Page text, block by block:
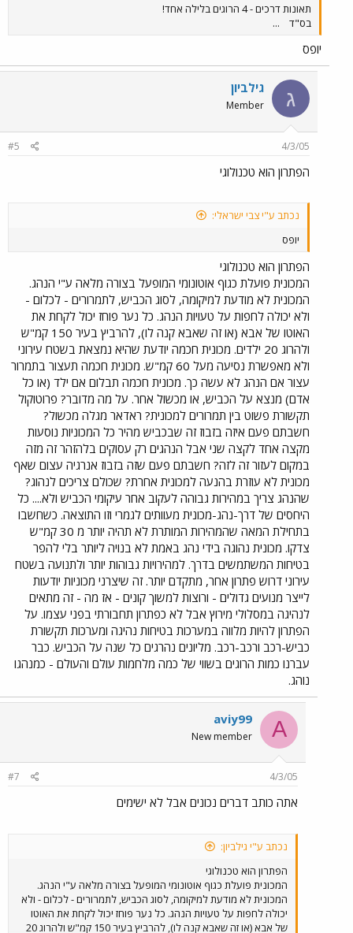
תאונות דרכים - 4 הרוגים בלילה אחד!
בס"ד
...
יופס
ג גילביון
Member
4/3/05
#5
הפתרון הוא טכנולוגי
נכתב ע"י צבי ישראלי:
יופס
הפתרון הוא טכנולוגי
המכונית פועלת כגוף אוטונומי המופעל בצורה מלאה ע"י הנהג.
המכונית לא מודעת למיקומה, לסוג הכביש, לתמרורים - לכלום -
ולא יכולה לחפות על טעויות הנהג. כל נער פוחז יכול לקחת את
האוטו של אבא (או זה שאבא קנה לו), להרביץ בעיר 150 קמ"ש
ולהרוג 20 ילדים. מכונית חכמה יודעת שהיא נמצאת בשטח עירוני
ולא מאפשרת נסיעה מעל 60 קמ"ש. מכונית חכמה תעצור בתמרור
עצור אם הנהג לא עשה כך. מכונית חכמה תבלום אם ילד (או כל
אדם) מנצא על הכביש, או מכשול אחר. על מה מדובר? פרוטוקול
תקשורת פשוט בין תמרורים למכונית? ראדאר מגלה מכשול?
חשבתם פעם איזה בזבוז זה שבכביש מהיר כל המכוניות נוסעות
מקצה אחד לקצה שני אבל הנהגים רק עסוקים בלהזהר זה מזה
במקום לעזור זה לזה? חשבתם פעם שזה בזבוז אנרגיה עצום שאף
מכונית לא עוזרת בהנעה למכונית אחרת? שכולם צריכים לנהוג?
שהנהג צריך במהירות גבוהה לעקוב אחר עיקומי הכביש ולא.... כל
היחסים של דרך-נהג-מכונית מעוותים לגמרי וזו התוצאה. כשחשבו
בתחילת המאה שהמהירות המותרת לא תהיה יותר מ 30 קמ"ש
צדקו. מכונית נהוגה בידי נהג באמת לא בנויה ליותר בלי להפר
בטיחות המשתמשים בדרך. למהירויות גבוהות יותר ולתנועה בשטח
עירוני דרוש פתרון אחר, מתקדם יותר. זה שיצרני מכוניות יודעות
לייצר מנועים גדולים - ורוצות למשוך קונים - אז מה - זה מתאים
לנהיגה במסלולי מירוץ אבל לא כפתרון תחבורתי בפני עצמו. על
הפתרון להיות מלווה במערכות בטיחות נהיגה ומערכות תקשורת
כביש-רכב ורכב-רכב. מליונים נהרגים כל שנה על הכביש. כבר
עברנו כמות הרוגים בשווי של כמה מלחמות עולם והעולם - כמנהגו
נוהג.
A
aviy99
New member
4/3/05
#7
אתה כותב דברים נכונים אבל לא ישימים
נכתב ע"י גילביון:
הפתרון הוא טכנולוגי
המכונית פועלת כגוף אוטונומי המופעל בצורה מלאה ע"י הנהג.
המכונית לא מודעת למיקומה, לסוג הכביש, לתמרורים - לכלום - ולא
יכולה לחפות על טעויות הנהג. כל נער פוחז יכול לקחת את האוטו
של אבא (או זה שאבא קנה לו), להרביץ בעיר 150 קמ"ש ולהרוג 20